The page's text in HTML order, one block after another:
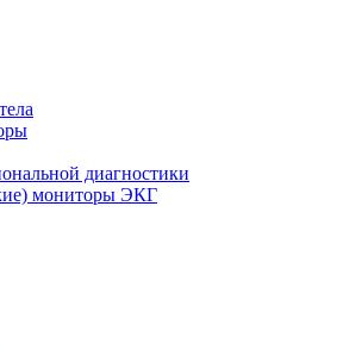
диагностики
мониторы ЭКГ